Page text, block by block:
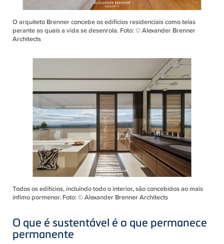
O arquiteto Brenner concebe os edifícios residenciais como telas
perante as quais a vida se desenrola. Foto: © Alexander Brenner
Architects
Todos os edifícios, incluindo todo o interior, são concebidos ao mais
ínfimo pormenor. Foto: © Alexander Brenner Architects
O que é sustentável é o que permanece
permanente